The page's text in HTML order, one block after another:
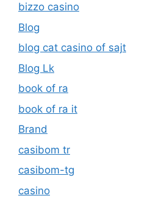
bizzo casino
Blog
blog cat casino of sajt
Blog Lk
book of ra
book of ra it
Brand
casibom tr
casibom-tg
casino